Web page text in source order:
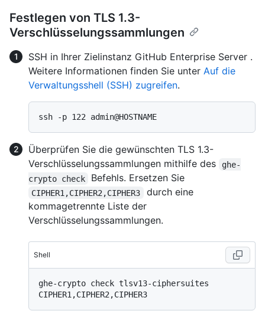
Festlegen von TLS 1.3-
Verschlüsselungssammlungen
SSH in Ihrer Zielinstanz GitHub Enterprise Server .
Weitere Informationen finden Sie unter Auf die
Verwaltungsshell (SSH) zugreifen.
Überprüfen Sie die gewünschten TLS 1.3-
Verschlüsselungssammlungen mithilfe des
ghe-
crypto check
Befehls. Ersetzen Sie
CIPHER1,CIPHER2,CIPHER3
durch eine
kommagetrennte Liste der
Verschlüsselungssammlungen.
Shell
ghe-crypto check tlsv13-ciphersuites